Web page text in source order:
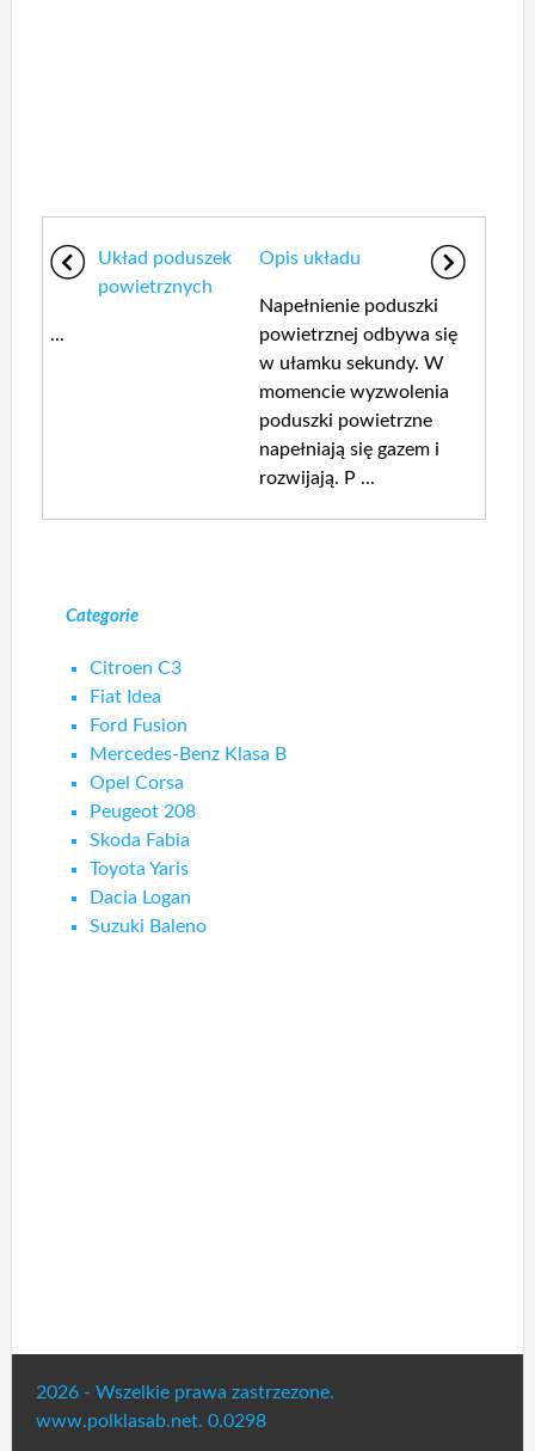
Układ poduszek
powietrznych
...
Opis układu
Napełnienie poduszki
powietrznej odbywa się
w ułamku sekundy. W
momencie wyzwolenia
poduszki powietrzne
napełniają się gazem i
rozwijają. P ...
Categorie
Citroen C3
Fiat Idea
Ford Fusion
Mercedes-Benz Klasa B
Opel Corsa
Peugeot 208
Skoda Fabia
Toyota Yaris
Dacia Logan
Suzuki Baleno
2026 - Wszelkie prawa zastrzezone.
www.polklasab.net. 0.0298